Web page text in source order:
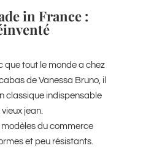
in France :
que tout le monde a chez
de Vanessa Bruno, il
classique indispensable
jean.
du commerce
et peu résistants.